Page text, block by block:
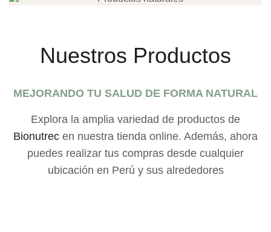
Nuestros Productos
MEJORANDO TU SALUD DE FORMA NATURAL
Explora la amplia variedad de productos de
Bionutrec en nuestra tienda online. Además, ahora
puedes realizar tus compras desde cualquier
ubicación en Perú y sus alrededores